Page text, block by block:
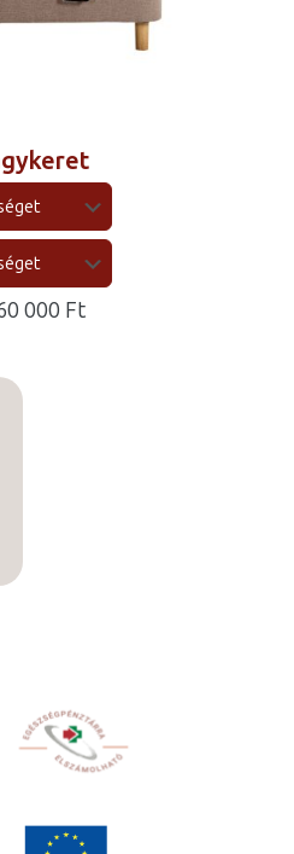
000 FtÁrtartomány: